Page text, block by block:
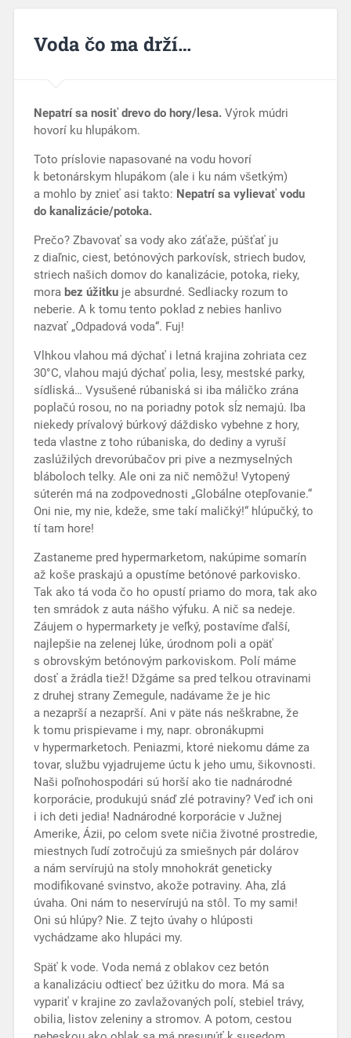
Voda čo ma drží…
Nepatrí sa nosiť drevo do hory/lesa.Výrok múdri
hovorí ku hlupákom.
Toto príslovie napasované na vodu hovorí
k betonárskym hlupákom (ale i ku nám všetkým)
a mohlo by znieť asi takto: Nepatrí sa vylievať vodu
do kanalizácie/potoka.
Prečo? Zbavovať sa vody ako záťaže, púšťať ju
z diaľnic, ciest, betónových parkovísk, striech budov,
striech našich domov do kanalizácie, potoka, rieky,
mora bez úžitkuje absurdné. Sedliacky rozum to
neberie. A k tomu tento poklad z nebies hanlivo
nazvať „Odpadová voda“. Fuj!
Vlhkou vlahou má dýchať i letná krajina zohriata cez
30°C, vlahou majú dýchať polia, lesy, mestské parky,
sídliská… Vysušené rúbaniská si iba máličko zrána
poplačú rosou, no na poriadny potok sĺz nemajú. Iba
niekedy prívalový búrkový dáždisko vybehne z hory,
teda vlastne z toho rúbaniska, do dediny a vyruší
zaslúžilých drevorúbačov pri pive a nezmyselných
bláboloch telky. Ale oni za nič nemôžu! Vytopený
súterén má na zodpovednosti „Globálne otepľovanie.“
Oni nie, my nie, kdeže, sme takí maličký!“ hlúpučký, to
tí tam hore!
Zastaneme pred hypermarketom, nakúpime somarín
až koše praskajú a opustíme betónové parkovisko.
Tak ako tá voda čo ho opustí priamo do mora, tak ako
ten smrádok z auta nášho výfuku. A nič sa nedeje.
Záujem o hypermarkety je veľký, postavíme ďalší,
najlepšie na zelenej lúke, úrodnom poli a opäť
s obrovským betónovým parkoviskom. Polí máme
dosť a žrádla tiež! Džgáme sa pred telkou otravinami
z druhej strany Zemegule, nadávame že je hic
a nezaprší a nezaprší. Ani v päte nás neškrabne, že
k tomu prispievame i my, napr. obronákupmi
v hypermarketoch. Peniazmi, ktoré niekomu dáme za
tovar, službu vyjadrujeme úctu k jeho umu, šikovnosti.
Naši poľnohospodári sú horší ako tie nadnárodné
korporácie, produkujú snáď zlé potraviny? Veď ich oni
i ich deti jedia! Nadnárodné korporácie v Južnej
Amerike, Ázii, po celom svete ničia životné prostredie,
miestnych ľudí zotročujú za smiešnych pár dolárov
a nám servírujú na stoly mnohokrát geneticky
modifikované svinstvo, akože potraviny. Aha, zlá
úvaha. Oni nám to neservírujú na stôl. To my sami!
Oni sú hlúpy? Nie. Z tejto úvahy o hlúposti
vychádzame ako hlupáci my.
Späť k vode. Voda nemá z oblakov cez betón
a kanalizáciu odtiecť bez úžitku do mora. Má sa
vypariť v krajine zo zavlažovaných polí, stebiel trávy,
obilia, listov zeleniny a stromov. A potom, cestou